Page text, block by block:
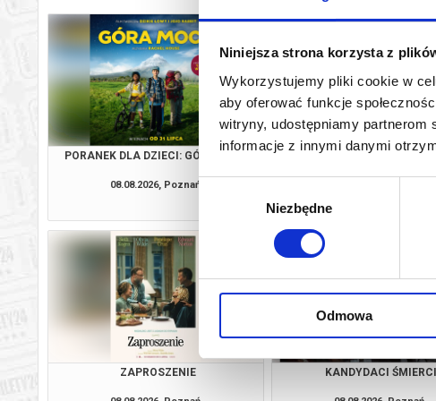
Niniejsza strona korzysta z
Wykorzystujemy pliki cookie w
aby oferować funkcje
witryny, udostępniamy partnerom
informacje z innymi danymi
Wybór
Niezbędne
Odmowa
PORANEK DLA DZIECI: GÓRA MOCY
08.08.2026, Poznań
ZAPROSZENIE
ZAPROSZENIE KANDYDACI ŚMIERCI